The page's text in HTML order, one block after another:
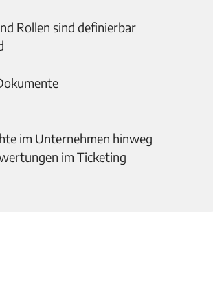
Rollen sind definierbar
im Unternehmen hinweg
im Ticketing